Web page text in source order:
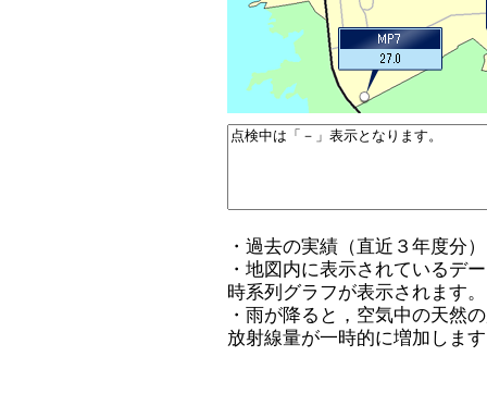
・過去の実績（直近３年度分
・地図内に表示されているデ
時系列グラフが表示されます。
・雨が降ると，空気中の天然
放射線量が一時的に増加しま